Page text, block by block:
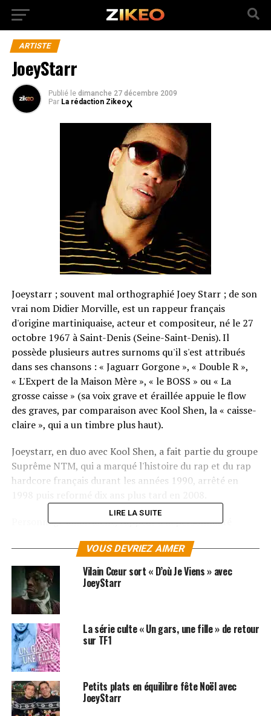
ARTISTE
JoeyStarr
Publié le dimanche 27 décembre 2009
Par La rédaction Zikeo
Joeystarr ; souvent mal orthographié Joey Starr ; de son
vrai nom Didier Morville, est un rappeur français
d'origine martiniquaise, acteur et compositeur, né le 27
octobre 1967 à Saint-Denis (Seine-Saint-Denis). Il
possède plusieurs autres surnoms qu'il s'est attribués
dans ses chansons : « Jaguarr Gorgone », « Double R »,
« L'Expert de la Maison Mère », « le BOSS » ou « La
grosse caisse » (sa voix grave et éraillée appuie le flow
des graves, par comparaison avec Kool Shen, la « caisse-
claire », qui a un timbre plus haut).
Joeystarr, en duo avec Kool Shen, a fait partie du groupe
Suprême NTM, qui a marqué l'histoire du rap et du rap
hardcore français durant les années 1990, arrêté en
Personnage ambivalent, rappeur à la personnalité
une figure connue du grand public au fil de ses démêlés
avec la justice. Malgré cela, son manager Sébastien
Farran lui reconnaît une qualité première, celle de
l'authenticité qui se reflète dans ses textes : Joey la
Starr est un personnage entier.
SUJETS ASSOCIÉS: JOEYSTARR
LIRE LA SUITE
VOUS DEVRIEZ AIMER
Vilain Cœur sort « D’où Je Viens » avec
JoeyStarr
La série culte « Un gars, une fille » de retour
sur TF1
Petits plats en équilibre fête Noël avec
JoeyStarr